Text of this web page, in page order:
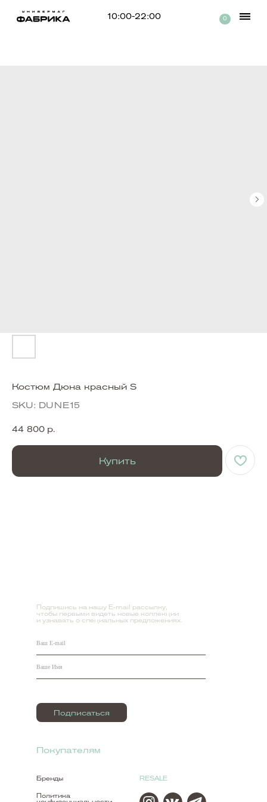
10:00-22:00
Костюм Дюна красный S
SKU: DUNE15
44 800 р.
Купить
Бренды
Подпишись на нашу E-mail рассылку,
чтобы первыми видеть новые коллекции
и узнавать о специальных предложениях.
Политика
RESALE
Покупателям
Подписаться